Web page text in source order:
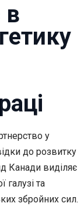
в
у
до розвитку
Канади виділяє
галузі та
збройних сил.